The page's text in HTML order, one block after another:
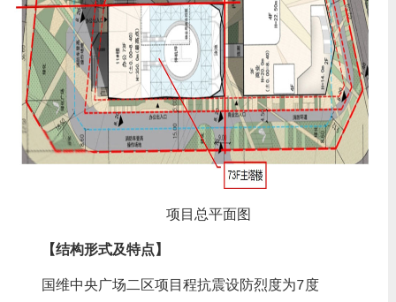
项目总平面图
【结构形式及特点】
国维中央广场二区项目程抗震设防烈度为7度